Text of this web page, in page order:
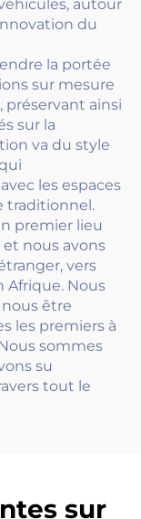
autour
du
la portée
sur mesure
préservant ainsi
sur la
va du style
les espaces
traditionnel.
premier lieu
nous avons
vers
Afrique. Nous
être
les premiers à
sommes
su
tout le
sur